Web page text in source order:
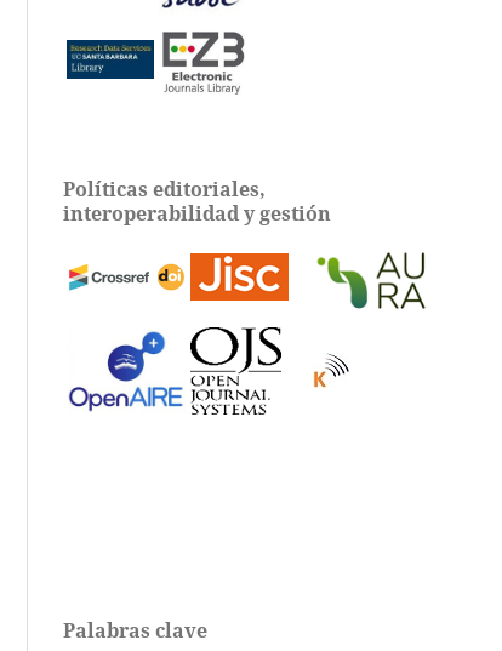
Políticas editoriales,
interoperabilidad y gestión
Palabras clave